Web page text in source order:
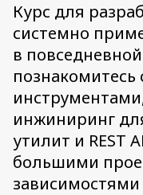
Курс для
системно
в
инжиниринг
утилит и REST
большими